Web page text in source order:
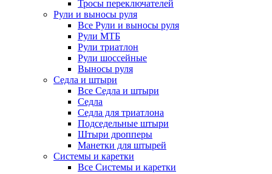
Тросы переключателей
Рули и выносы руля
Все Рули и выносы руля
Рули МТБ
Рули триатлон
Рули шоссейные
Выносы руля
Седла и штыри
Все Седла и штыри
Седла
Седла для триатлона
Подседельные штыри
Штыри дропперы
Манетки для штырей
Системы и каретки
Все Системы и каретки